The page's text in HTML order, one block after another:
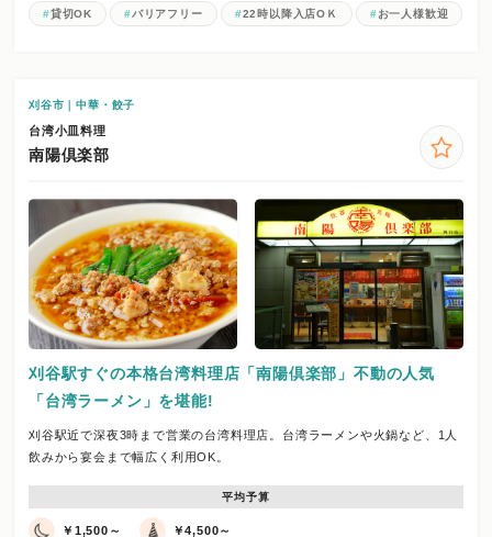
貸切OK バリアフリー 22時以降入店OＫ お一人様歓迎
刈谷市｜中華・餃子
台湾小皿料理
南陽倶楽部
刈谷駅すぐの本格台湾料理店「南陽倶楽部」不動の人気
「台湾ラーメン」を堪能!
刈谷駅近で深夜3時まで営業の台湾料理店。台湾ラーメンや火鍋など、1人
飲みから宴会まで幅広く利用OK。
平均予算
￥1,500～ ￥4,500～